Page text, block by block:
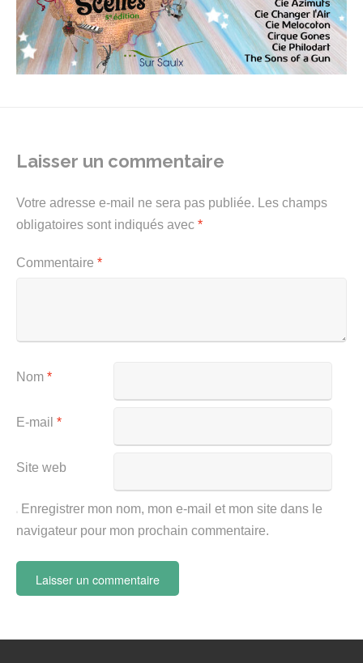
Laisser un commentaire
Votre adresse e-mail ne sera pas publiée. Les champs
obligatoires sont indiqués avec *
Commentaire *
Nom *
E-mail *
Site web
Enregistrer mon nom, mon e-mail et mon site dans le
navigateur pour mon prochain commentaire.